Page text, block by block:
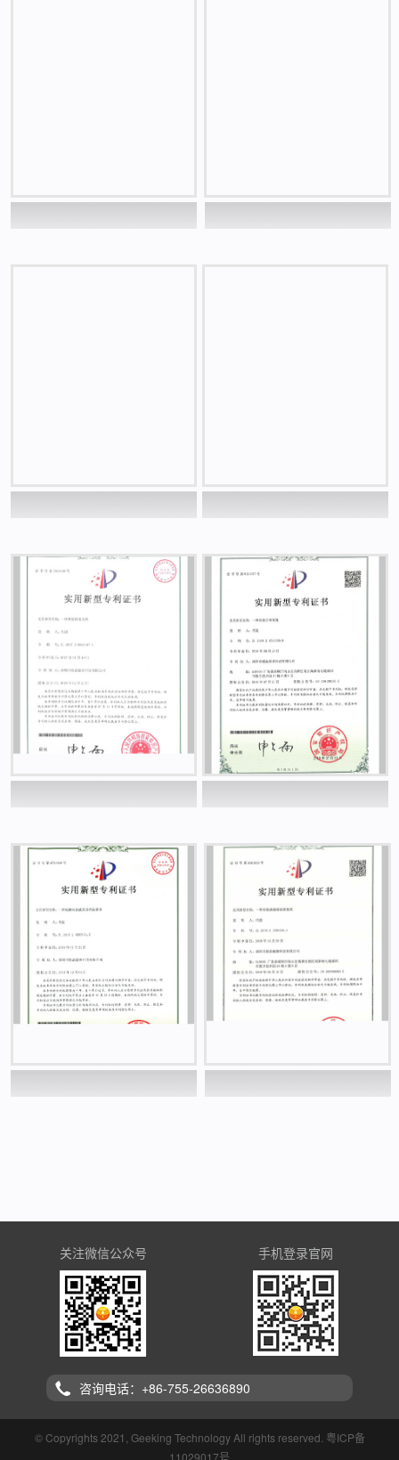
关注微信公众号 手机登录官网
咨询电话：+86-755-26636890
© Copyrights 2021, Geeking Technology All rights reserved. 粤ICP备